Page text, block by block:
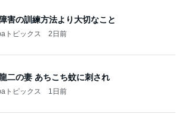
害の訓練方法より大切なこと
トピックス 2日前
二の妻 あちこち蚊に刺され
トピックス 1日前